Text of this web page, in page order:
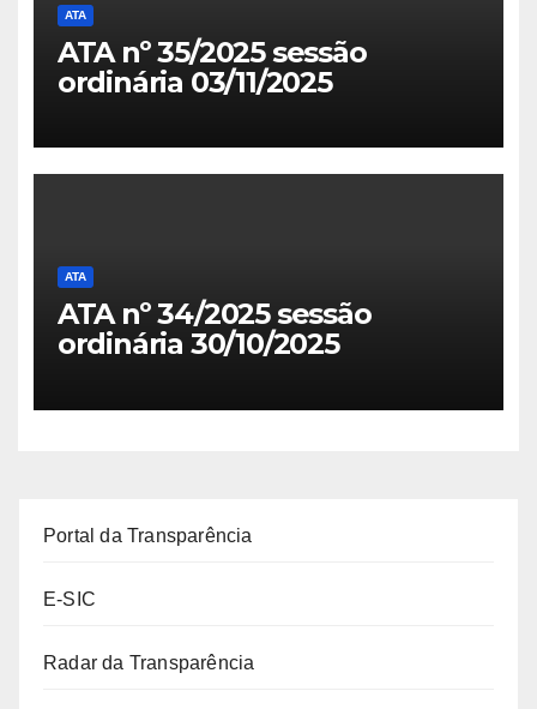
ATA
ATA nº 35/2025 sessão
ordinária 03/11/2025
ATA
ATA nº 34/2025 sessão
ordinária 30/10/2025
Portal da Transparência
E-SIC
Radar da Transparência